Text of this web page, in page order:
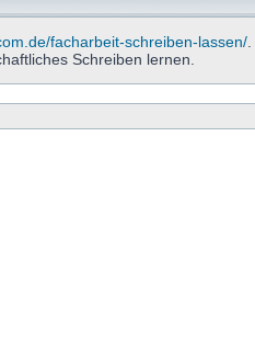
facharbeit-schreiben-lassen/
Schreiben lernen.